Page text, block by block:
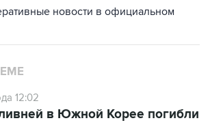
новости в официальном
12:02
в Южной Корее погибли